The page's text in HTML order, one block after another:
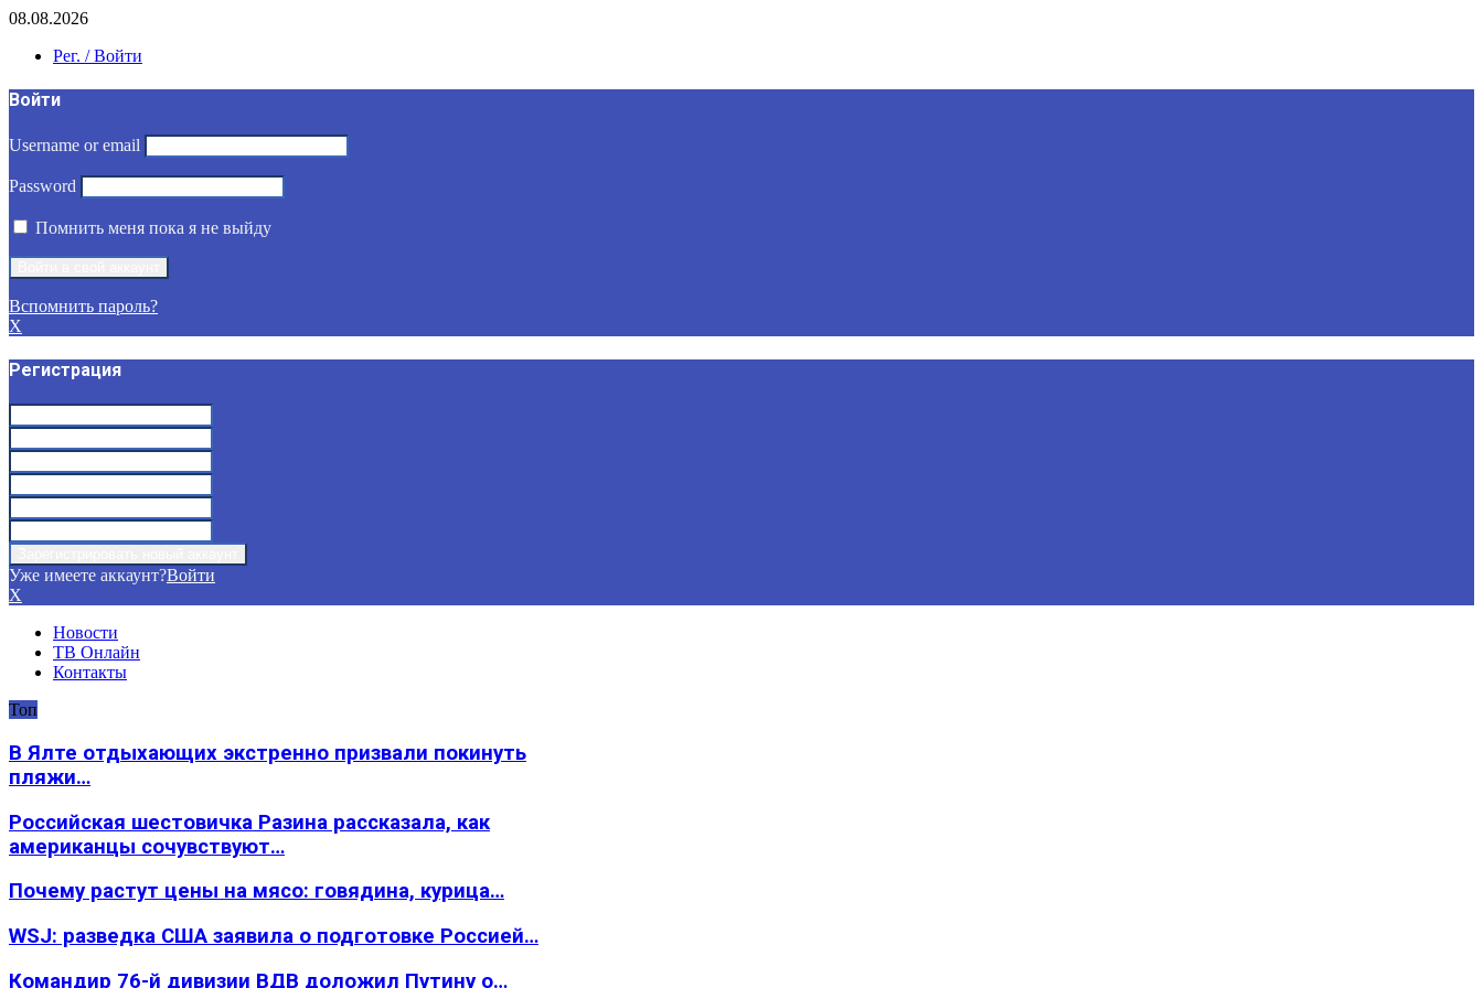
08.08.2026
Рег. / Войти
Войти
Username or email
Password
Помнить меня пока я не выйду
Вспомнить пароль?
X
Регистрация
Уже имеете аккаунт?Войти
X
Новости
ТВ Онлайн
Контакты
Топ
В Ялте отдыхающих экстренно призвали покинуть
пляжи…
Российская шестовичка Разина рассказала, как
американцы сочувствуют…
Почему растут цены на мясо: говядина, курица…
WSJ: разведка США заявила о подготовке Россией…
Командир 76-й дивизии ВДВ доложил Путину о…